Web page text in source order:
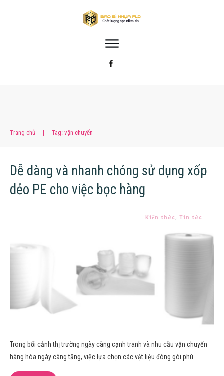
Trang chủ | Tag: vận chuyển
Dễ dàng và nhanh chóng sử dụng xốp
dẻo PE cho việc bọc hàng
Kiến thức , Tin tức
Trong bối cảnh thị trường ngày càng cạnh tranh‌ và ‌nhu cầu⁣ vận ​chuyển
hàng ‌hóa ngày càng tăng, việc lựa chọn⁣ các vật liệu đóng gói ‍phù